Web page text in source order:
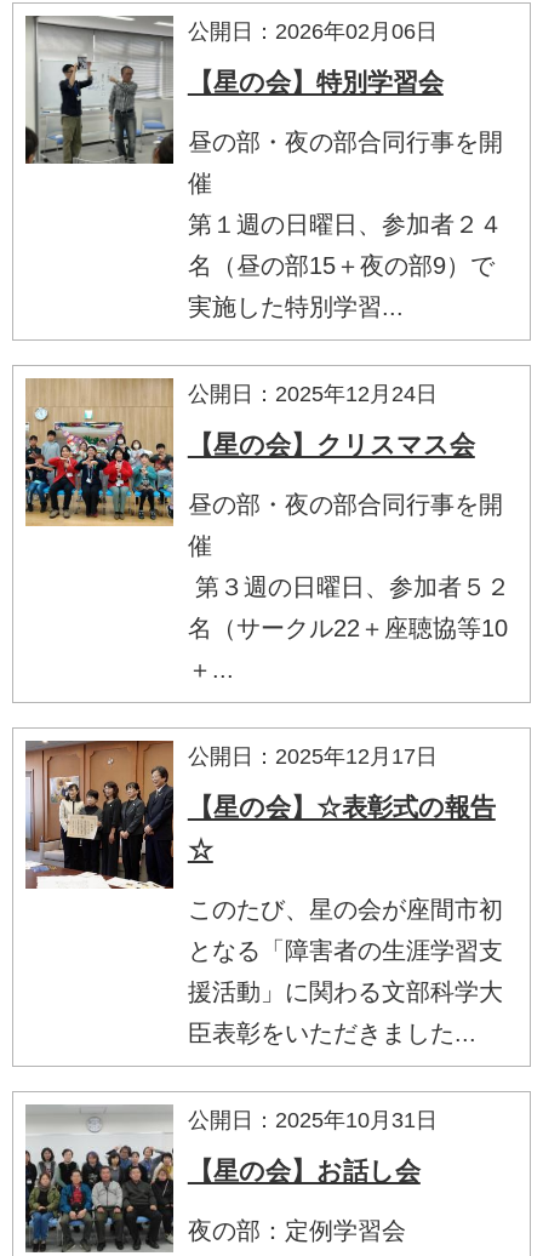
公開日：2026年02月06日
【星の会】特別学習会
昼の部・夜の部合同行事を開
催
第１週の日曜日、参加者２４
名（昼の部15＋夜の部9）で
実施した特別学習...
公開日：2025年12月24日
【星の会】クリスマス会
昼の部・夜の部合同行事を開
催
第３週の日曜日、参加者５２
名（サークル22＋座聴協等10
＋...
公開日：2025年12月17日
【星の会】☆表彰式の報告
☆
このたび、星の会が座間市初
となる「障害者の生涯学習支
援活動」に関わる文部科学大
臣表彰をいただきました...
公開日：2025年10月31日
【星の会】お話し会
夜の部：定例学習会